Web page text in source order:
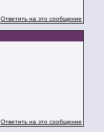
Ответить на это сообщение
Ответить на это сообщение